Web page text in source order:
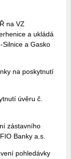
na VZ
a ukládá
Silnice a Gasko
na poskytnutí
úvěru č.
zástavního
Banky a.s.
pohledávky